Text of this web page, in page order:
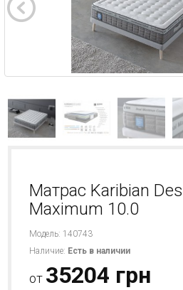
Матрас Karibian
Maximum 10.0
Модель: 140743
Наличие: Есть в наличии
от 35204 грн